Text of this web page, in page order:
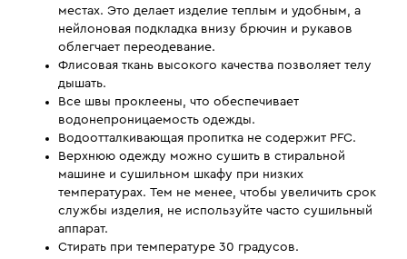
местах. Это делает изделие теплым и удобным, а
нейлоновая подкладка внизу брючин и рукавов
облегчает переодевание.
Флисовая ткань высокого качества позволяет телу
дышать.
Все швы проклеены, что обеспечивает
водонепроницаемость одежды.
Водоотталкивающая пропитка не содержит PFC.
Верхнюю одежду можно сушить в стиральной
машине и сушильном шкафу при низких
температурах. Тем не менее, чтобы увеличить срок
службы изделия, не используйте часто сушильный
аппарат.
Стирать при температуре 30 градусов.